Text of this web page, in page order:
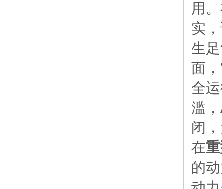
用
实
生
面
全
滥
闭
在
的